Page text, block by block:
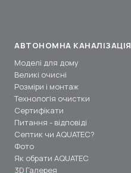
АВТОНОМНА КАНАЛІЗАЦІЯ
Моделі для дому
Великі очисні
Розміри і монтаж
Технологія очистки
Сертифікати
Питання - відповіді
Септик чи AQUATEC?
Фото
Як обрати AQUATEC
3D Галерея